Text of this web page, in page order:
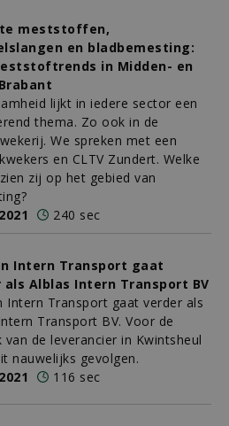
meststoffen,
en bladbemesting:
in Midden- en
lijkt in iedere sector een
thema. Zo ook in de
We spreken met een
en CLTV Zundert. Welke
zij op het gebied van
240 sec
Intern Transport gaat
als Alblas Intern Transport BV
Intern Transport gaat verder als
Transport BV. Voor de
van de leverancier in Kwintsheul
nauwelijks gevolgen.
116 sec